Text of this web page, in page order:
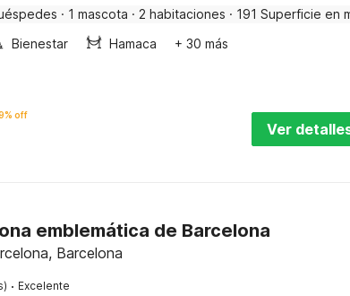
· 1 mascota · 2 habitaciones · 191 Superficie en
Bienestar Hamaca + 30 más
off
Ver
emblemática de Barcelona
Barcelona
· Excelente